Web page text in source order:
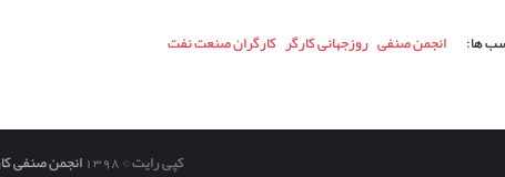
ها: انجمن صنفی روزجهانی کارگر کارگران صنعت نفت
کپی رایت © 1398 انجمن صنفی